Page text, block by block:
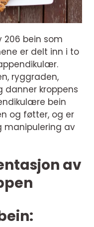
206 bein som
er delt inn i to
ryggraden,
danner kroppens
bein
og føtter, og er
manipulering av
av